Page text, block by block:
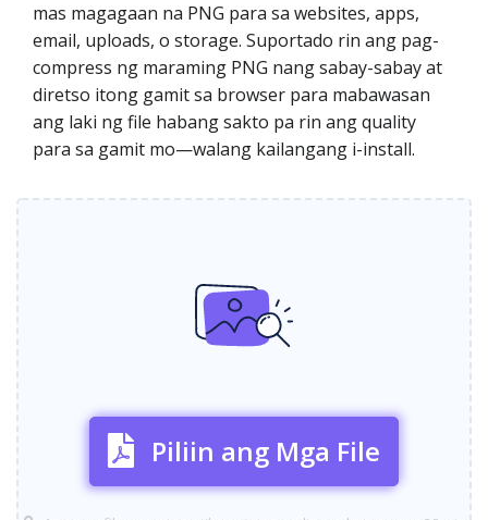
mas magagaan na PNG para sa websites, apps,
email, uploads, o storage. Suportado rin ang pag-
compress ng maraming PNG nang sabay-sabay at
diretso itong gamit sa browser para mabawasan
ang laki ng file habang sakto pa rin ang quality
para sa gamit mo—walang kailangang i-install.
Piliin ang Mga File